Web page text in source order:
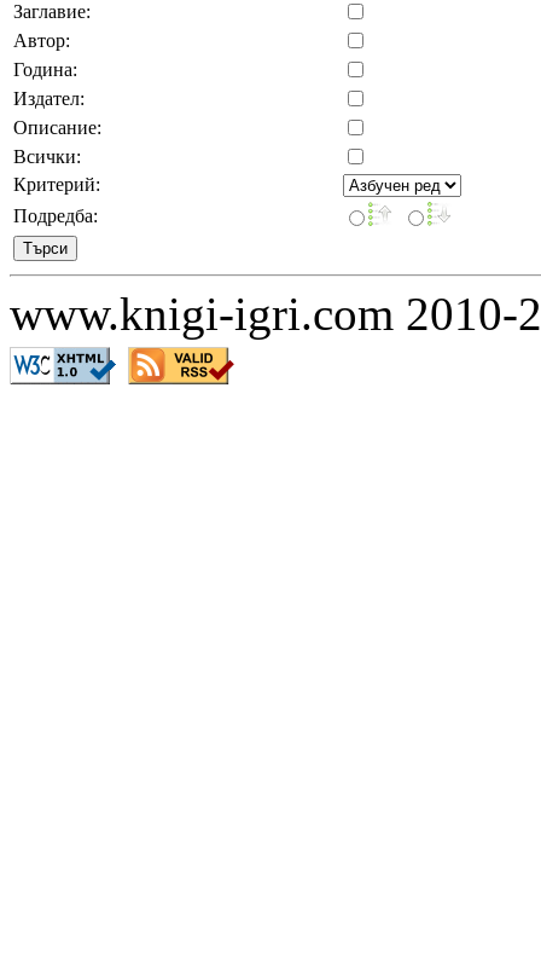
Заглавие:
Автор:
Година:
Издател:
Описание:
Всички:
Критерий:
Подредба:
www.knigi-igri.com 2010-